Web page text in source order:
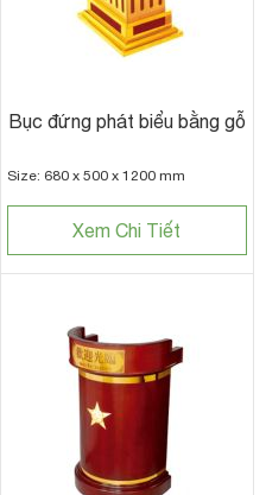
Bục đứng phát biểu bằng gỗ
Size: 680 x 500 x 1200 mm
Xem Chi Tiết